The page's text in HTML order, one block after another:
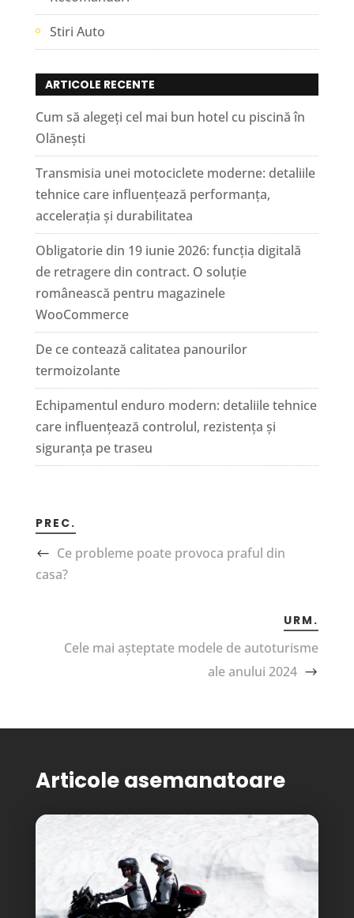
Stiri Auto
ARTICOLE RECENTE
Cum să alegeți cel mai bun hotel cu piscină în
Olănești
Transmisia unei motociclete moderne: detaliile
tehnice care influențează performanța,
accelerația și durabilitatea
Obligatorie din 19 iunie 2026: funcția digitală
de retragere din contract. O soluție
românească pentru magazinele
WooCommerce
De ce contează calitatea panourilor
termoizolante
Echipamentul enduro modern: detaliile tehnice
care influențează controlul, rezistența și
siguranța pe traseu
PREC.
Ce probleme poate provoca praful din
casa?
URM.
Cele mai așteptate modele de autoturisme
ale anului 2024
Articole asemanatoare